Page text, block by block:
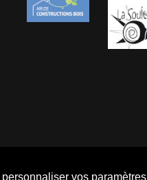
vos paramètres